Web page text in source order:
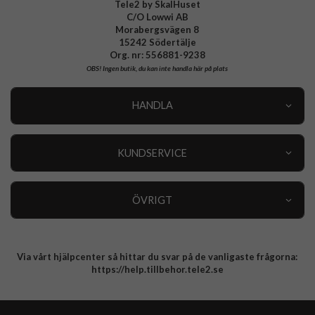
Tele2 by SkalHuset
C/O Lowwi AB
Morabergsvägen 8
15242 Södertälje
Org. nr: 556881-9238
OBS!Ingen butik, du kan inte handla här på plats
HANDLA
KUNDSERVICE
ÖVRIGT
Integritetspolicy
Via vårt hjälpcenter så hittar du svar på de vanligaste frågorna:
https://help.tillbehor.tele2.se